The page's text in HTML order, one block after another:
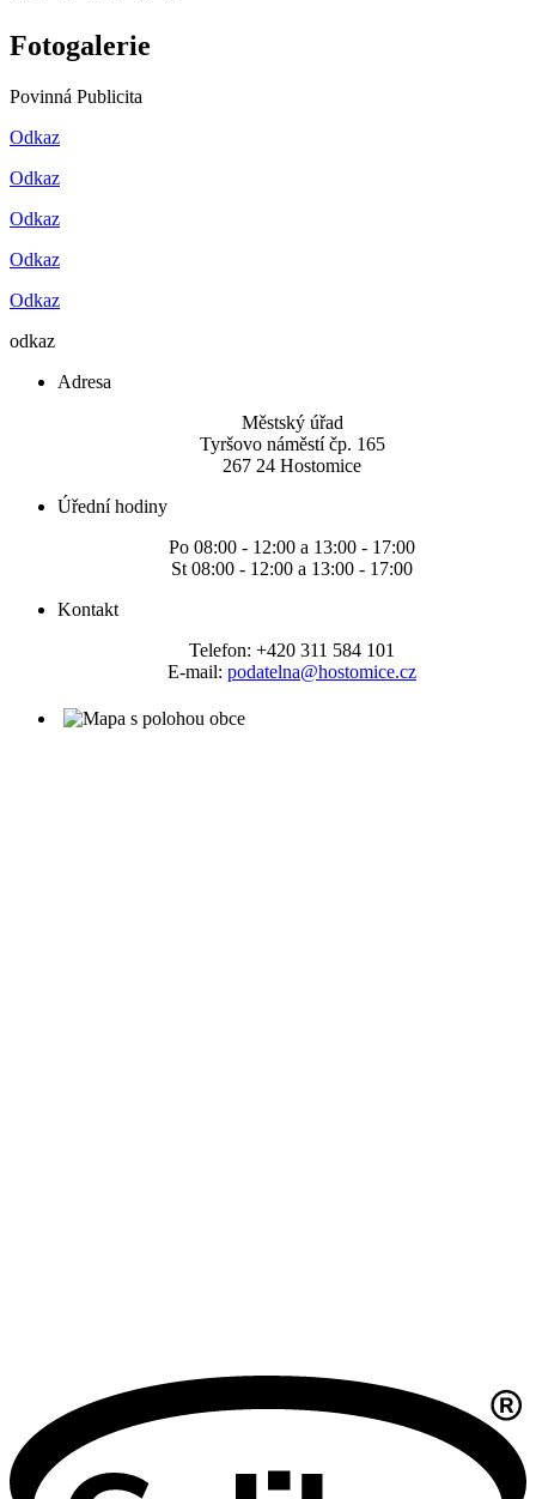
Fotogalerie
Povinná Publicita
Odkaz
Odkaz
Odkaz
Odkaz
Odkaz
odkaz
Adresa
Městský úřad
Tyršovo náměstí čp. 165
267 24 Hostomice
Úřední hodiny
Po 08:00 - 12:00 a 13:00 - 17:00
St 08:00 - 12:00 a 13:00 - 17:00
Kontakt
Telefon: +420 311 584 101
E-mail: podatelna@hostomice.cz